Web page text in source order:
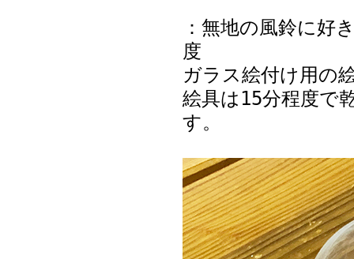
：無地の風鈴に好
度
ガラス絵付け用の
絵具は15分程度で
す。